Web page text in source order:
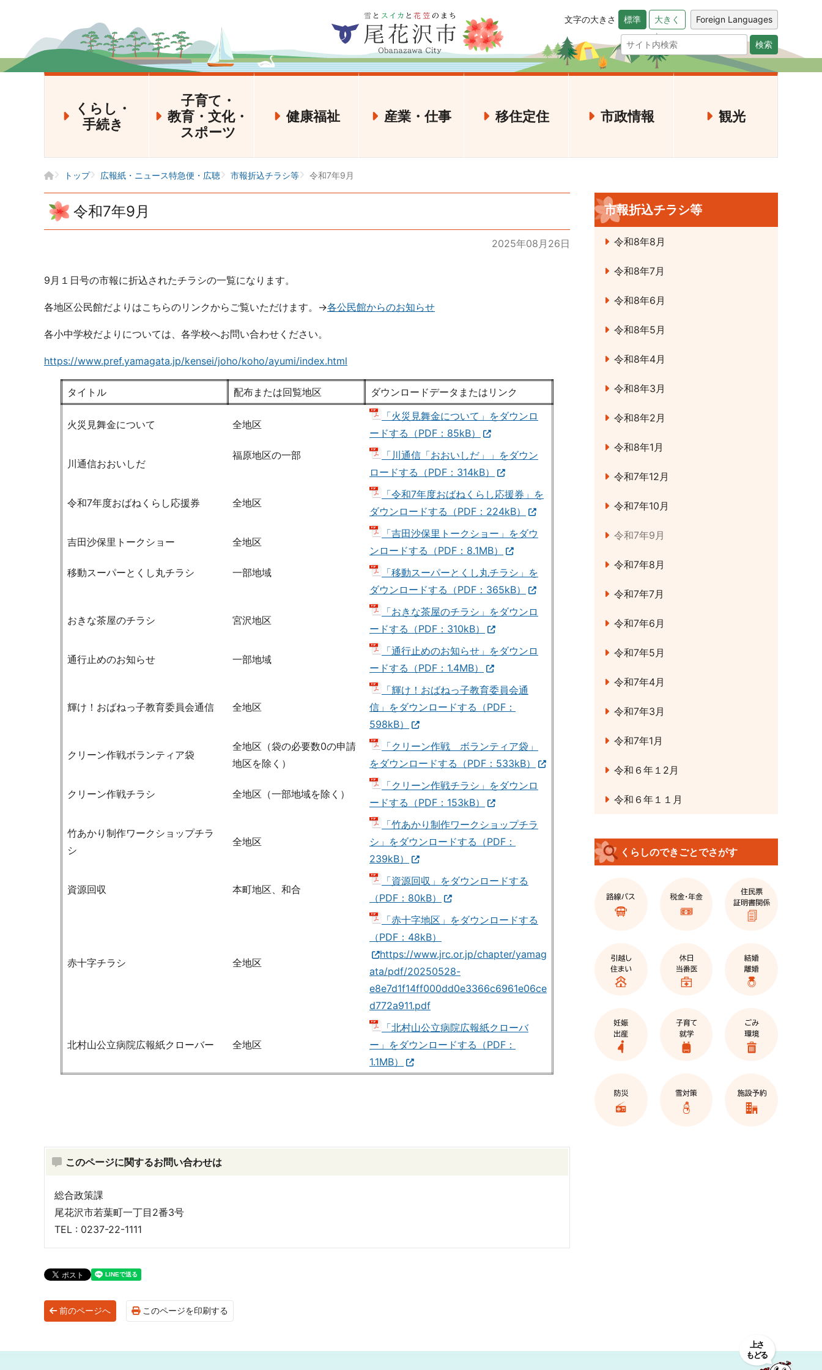
文字の大きさ 標準 大きく Foreign Languages
検索
くらし・
手続き
子育て・
教育・文化・
スポーツ
健康福祉 産業・仕事 移住定住 市政情報 観光
トップ 広報紙・ニュース特急便・広聴 市報折込チラシ等 令和7年9月
令和7年9月
2025年08月26日
9月１日号の市報に折込されたチラシの一覧になります。
各地区公民館だよりはこちらのリンクからご覧いただけます。→各公民館からのお知らせ
各小中学校だよりについては、各学校へお問い合わせください。
https://www.pref.yamagata.jp/kensei/joho/koho/ayumi/index.html
タイトル 配布または回覧地区 ダウンロードデータまたはリンク
火災見舞金について 全地区
「火災見舞金について」をダウンロ
ードする（PDF：85kB）
川通信おおいしだ
福原地区の一部
「川通信「おおいしだ」」をダウン
ロードする（PDF：314kB）
令和7年度おばねくらし応援券 全地区
「令和7年度おばねくらし応援券」を
ダウンロードする（PDF：224kB）
吉田沙保里トークショー 全地区
「吉田沙保里トークショー」をダウ
ンロードする（PDF：8.1MB）
移動スーパーとくし丸チラシ
一部地域
「移動スーパーとくし丸チラシ」を
ダウンロードする（PDF：365kB）
おきな茶屋のチラシ 宮沢地区
「おきな茶屋のチラシ」をダウンロ
ードする（PDF：310kB）
通行止めのお知らせ 一部地域
「通行止めのお知らせ」をダウンロ
ードする（PDF：1.4MB）
輝け！おばねっ子教育委員会通信 全地区
「輝け！おばねっ子教育委員会通
信」をダウンロードする（PDF：
598kB）
クリーン作戦ボランティア袋
全地区（袋の必要数0の申請
地区を除く）
「クリーン作戦 ボランティア袋」
をダウンロードする（PDF：533kB）
クリーン作戦チラシ 全地区（一部地域を除く）
「クリーン作戦チラシ」をダウンロ
ードする（PDF：153kB）
竹あかり制作ワークショップチラ
シ
全地区
「竹あかり制作ワークショップチラ
シ」をダウンロードする（PDF：
239kB）
資源回収 本町地区、和合
「資源回収」をダウンロードする
（PDF：80kB）
赤十字チラシ 全地区
「赤十字地区」をダウンロードする
（PDF：48kB）
https://www.jrc.or.jp/chapter/yamag
ata/pdf/20250528-
e8e7d1f14ff000dd0e3366c6961e06ce
d772a911.pdf
北村山公立病院広報紙クローバー 全地区
「北村山公立病院広報紙クローバ
ー」をダウンロードする（PDF：
1.1MB）
このページに関するお問い合わせは
総合政策課
尾花沢市若葉町一丁目2番3号
TEL : 0237-22-1111
市報折込チラシ等
令和8年8月
令和8年7月
令和8年6月
令和8年5月
令和8年4月
令和8年3月
令和8年2月
令和8年1月
令和7年12月
令和7年10月
令和7年9月
令和7年8月
令和7年7月
令和7年6月
令和7年5月
令和7年4月
令和7年3月
令和7年1月
令和６年１2月
令和６年１１月
くらしのできごとでさがす
前のページへ このページを印刷する